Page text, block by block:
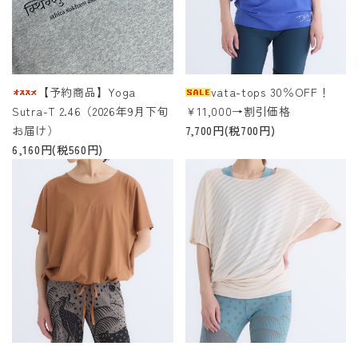
【予約商品】Yoga
Sutra-T 2.46（2026年9月下旬
お届け）
6,160円(税560円)
vata-tops 30％OFF！
￥11,000→割引価格
7,700円(税700円)